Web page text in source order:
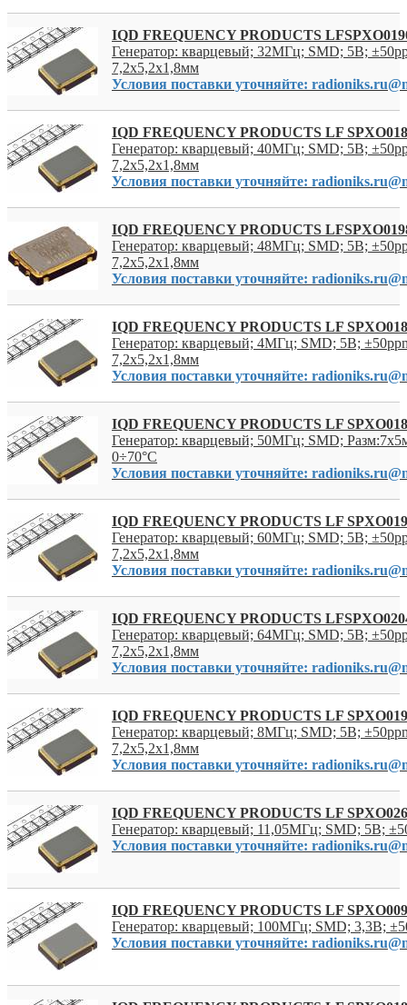
IQD FREQUENCY PRODUCTS
Генератор: кварцевый; 32МГц; SMD; 5В;
7,2x5,2x1,8мм
Условия поставки уточняйте:
IQD FREQUENCY PRODUCTS LF
Генератор: кварцевый; 40МГц; SMD; 5В;
7,2x5,2x1,8мм
Условия поставки уточняйте:
IQD FREQUENCY PRODUCTS
Генератор: кварцевый; 48МГц; SMD; 5В;
7,2x5,2x1,8мм
Условия поставки уточняйте:
IQD FREQUENCY PRODUCTS LF
Генератор: кварцевый; 4МГц; SMD; 5В;
7,2x5,2x1,8мм
Условия поставки уточняйте:
IQD FREQUENCY PRODUCTS LF
Генератор: кварцевый; 50МГц; SMD;
0÷70°C
Условия поставки уточняйте:
IQD FREQUENCY PRODUCTS LF
Генератор: кварцевый; 60МГц; SMD; 5В;
7,2x5,2x1,8мм
Условия поставки уточняйте:
IQD FREQUENCY PRODUCTS
Генератор: кварцевый; 64МГц; SMD; 5В;
7,2x5,2x1,8мм
Условия поставки уточняйте:
IQD FREQUENCY PRODUCTS LF
Генератор: кварцевый; 8МГц; SMD; 5В;
7,2x5,2x1,8мм
Условия поставки уточняйте:
IQD FREQUENCY PRODUCTS LF
Генератор: кварцевый; 11,05МГц; SMD; 5В;
Условия поставки уточняйте:
IQD FREQUENCY PRODUCTS LF
Генератор: кварцевый; 100МГц; SMD; 3,3В;
Условия поставки уточняйте: